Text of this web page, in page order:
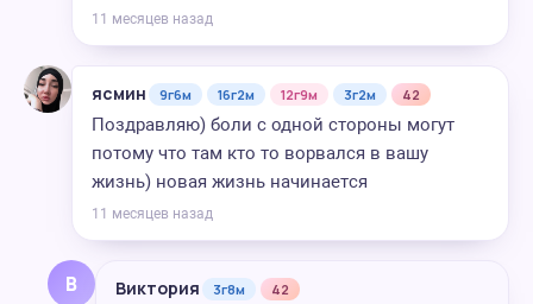
11 месяцев назад
ясмин 9г6м 16г2м 12г9м 3г2м 42
Поздравляю) боли с одной стороны могут
потому что там кто то ворвался в вашу
жизнь) новая жизнь начинается
11 месяцев назад
В Виктория 3г8м 42